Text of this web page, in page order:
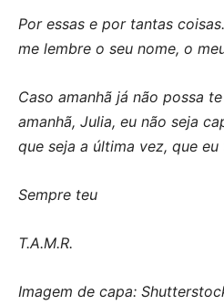
Por essas e por tantas
me lembre o seu nome, o
Caso amanhã já não possa
amanhã, Julia, eu não seja
que seja a última vez, que eu
Sempre teu
T.A.M.R.
Imagem de capa: